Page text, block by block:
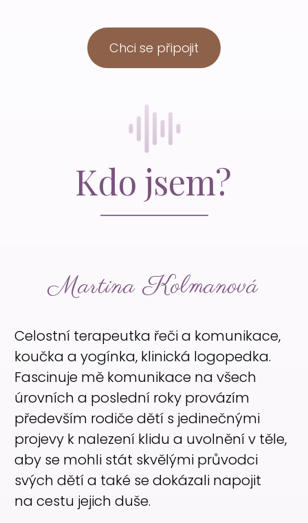
Chci se připojit
Kdo jsem?
Martina Kolmanová
Celostní terapeutka řeči a komunikace,
koučka a yogínka, klinická logopedka.
Fascinuje mě komunikace na všech
úrovních a poslední roky provázím
především rodiče dětí s jedinečnými
projevy k nalezení klidu a uvolnění v těle,
aby se mohli stát skvělými průvodci
svých dětí a také se dokázali napojit
na cestu jejich duše.